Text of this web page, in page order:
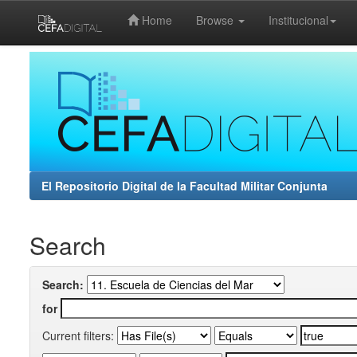
Home Browse Institucional
El Repositorio Digital de la Facultad Militar Conjunta
Search
Search:
for
Current filters: